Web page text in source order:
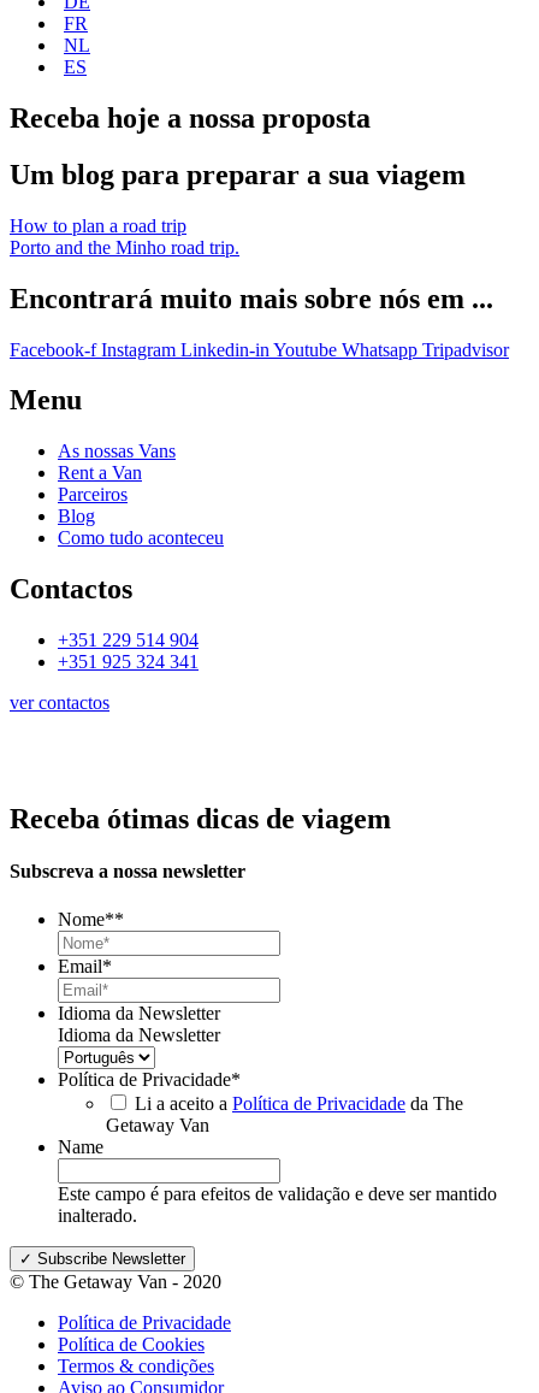
FR
NL
ES
Receba hoje a nossa proposta
Um blog para preparar a sua viagem
How to plan a road trip
Porto and the Minho road trip.
Encontrará muito mais sobre nós em ...
Facebook-f Instagram Linkedin-in Youtube Whatsapp Tripadvisor
Menu
As nossas Vans
Rent a Van
Parceiros
Blog
Como tudo aconteceu
Contactos
+351 229 514 904
+351 925 324 341
ver contactos
Receba ótimas dicas de viagem
Subscreva a nossa newsletter
Nome**
Email*
Idioma da Newsletter
Idioma da Newsletter
Política de Privacidade*
Li a aceito a Política de Privacidade da The
Getaway Van
Name
Este campo é para efeitos de validação e deve ser mantido
inalterado.
© The Getaway Van - 2020
Política de Privacidade
Política de Cookies
Termos & condições
Aviso ao Consumidor